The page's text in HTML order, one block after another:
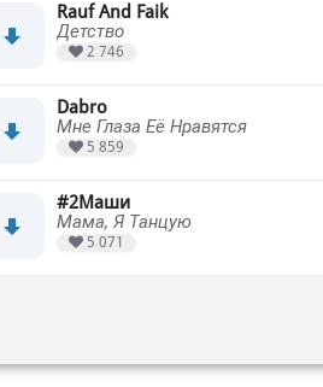
Rauf And Faik
Детство
2 746
Dabro
Мне Глаза Её Нравятся
5 859
#2Маши
Мама, Я Танцую
5 071